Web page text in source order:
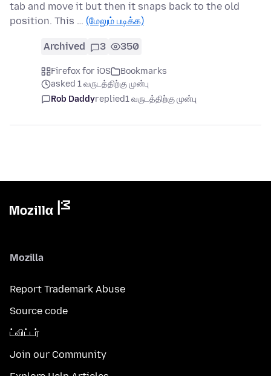
tab and move it but then it snaps back to the old
position. This … (மேலும் படிக்க)
Archived 3 350
Firefox for iOS
Bookmarks
asked 1 வருடத்திற்கு முன்பு
Rob Daddyreplied1 வருடத்திற்கு முன்பு
Mozilla
Report Trademark Abuse
Source code
ட்விட்டர்
Join our Community